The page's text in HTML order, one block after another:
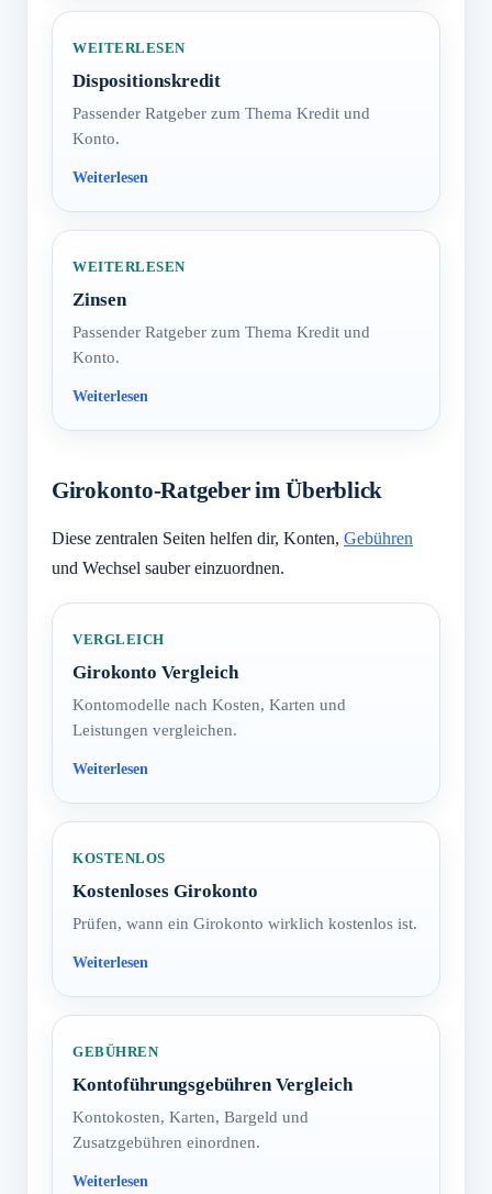
WEITERLESEN
Dispositionskredit
Passender Ratgeber zum Thema Kredit und
Konto.
WEITERLESEN
Zinsen
Passender Ratgeber zum Thema Kredit und
Konto.
Girokonto-Ratgeber im Überblick
Diese zentralen Seiten helfen dir, Konten, Gebühren
und Wechsel sauber einzuordnen.
VERGLEICH
Girokonto Vergleich
Kontomodelle nach Kosten, Karten und
Leistungen vergleichen.
KOSTENLOS
Kostenloses Girokonto
Prüfen, wann ein Girokonto wirklich kostenlos ist.
GEBÜHREN
Kontoführungsgebühren Vergleich
Kontokosten, Karten, Bargeld und
Zusatzgebühren einordnen.